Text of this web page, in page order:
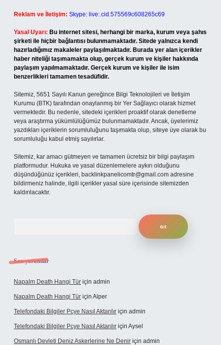
Reklam ve İletişim: Skype: live:.cid.575569c608265c69
Yasal Uyarı: Bu internet sitesi, herhangi bir marka, kurum veya şahıs
şirketi ile hiçbir bağlantısı bulunmamaktadır. Sitede yalnızca kendi
hazırladığımız makaleler paylaşılmaktadır. Burada yer alan içerikler
haber niteliği taşımamakta olup, gerçek kurum ve kişiler hakkında
paylaşım yapılmamaktadır. Gerçek kurum ve kişiler ile isim
benzerlikleri tamamen tesadüfidir.
Sitemiz, 5651 Sayılı Kanun gereğince Bilgi Teknolojileri ve İletişim
Kurumu (BTK) tarafından onaylanmış bir Yer Sağlayıcı olarak hizmet
vermektedir. Bu nedenle, sitedeki içerikleri proaktif olarak denetleme
veya araştırma yükümlülüğümüz bulunmamaktadır. Ancak, üyelerimiz
yazdıkları içeriklerin sorumluluğunu taşımakta olup, siteye üye olarak bu
sorumluluğu kabul etmiş sayılırlar.
Sitemiz, kar amacı gütmeyen ve tamamen ücretsiz bir bilgi paylaşım
platformudur. Hukuka ve yasal düzenlemelere aykırı olduğunu
düşündüğünüz içerikleri, backlinkpanelicomtr@gmail.com adresine
bildirmeniz halinde, ilgili içerikler yasal süre içerisinde sitemizden
kaldırılacaktır.
Son yorumlar
Napalm Death Hangi Tür için admin
Napalm Death Hangi Tür için Alper
Telefondaki Bilgiler Pcye Nasıl Aktarılır için admin
Telefondaki Bilgiler Pcye Nasıl Aktarılır için Aysel
Osmanlı Devleti Deniz Askerlerine Ne Denir için admin